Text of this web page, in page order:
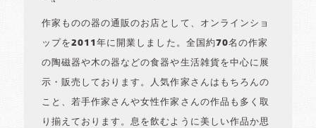
作家ものの器の通販のお店として、オンラインショ
ップを2011年に開業しました。全国約70名の作家
の陶磁器や木の器などの食器や生活雑貨を中心に展
示・販売しております。人気作家さんはもちろんの
こと、若手作家さんや女性作家さんの作品も多く取
り揃えております。息を飲むように美しい作品か思